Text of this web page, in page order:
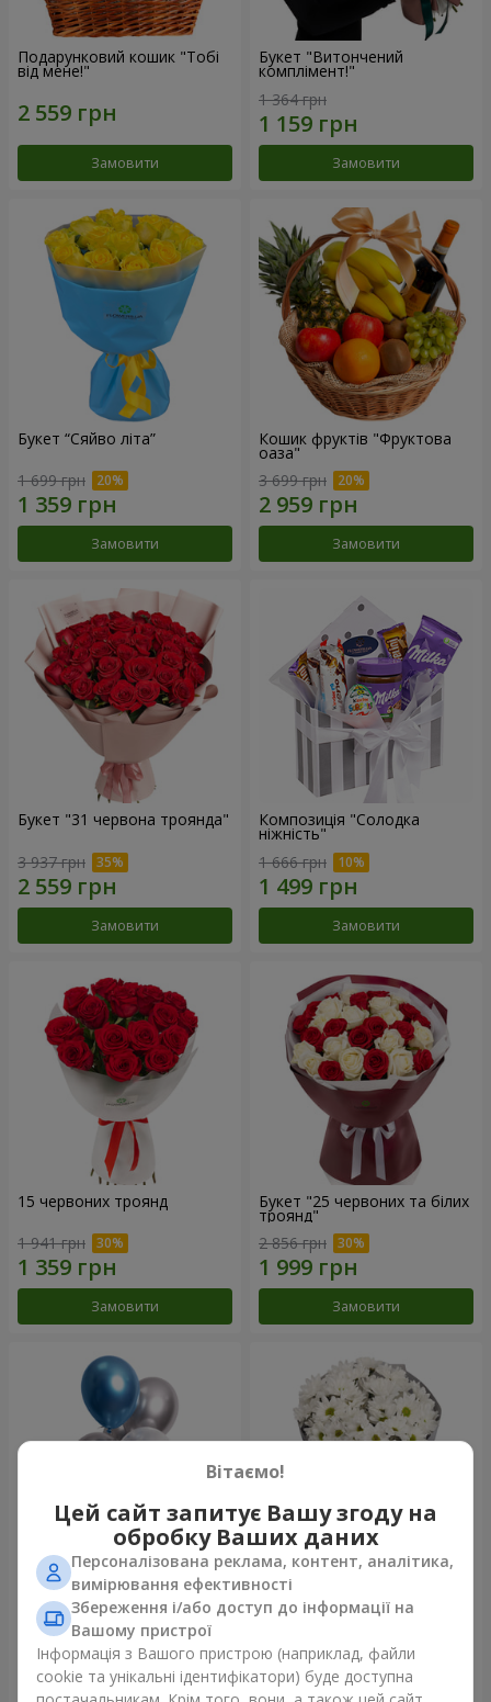
Подарунковий кошик "Тобі
від мене!"
Замовити
Букет "Витончений
комплімент!"
1 364 грн
Замовити
Букет “Сяйво літа”
1 699 грн
Замовити
Кошик фруктів "Фруктова
оаза"
3 699 грн
Замовити
Букет "31 червона троянда"
3 937 грн
Замовити
Композиція "Солодка
ніжність"
1 666 грн
Замовити
15 червоних троянд
1 941 грн
Замовити
Букет "25 червоних та білих
троянд"
2 856 грн
Замовити
Фонтан куль "Шарм"
Замовити
Букет "Кіото" з 5 білих
хризантем
Замовити
Вітаємо!
Цей сайт запитує Вашу згоду на
обробку Ваших даних
Персоналізована реклама, контент, аналітика,
вимірювання ефективності
Збереження і/або доступ до інформації на
Вашому пристрої
Інформація з Вашого пристрою (наприклад, файли
cookie та унікальні ідентифікатори) буде доступна